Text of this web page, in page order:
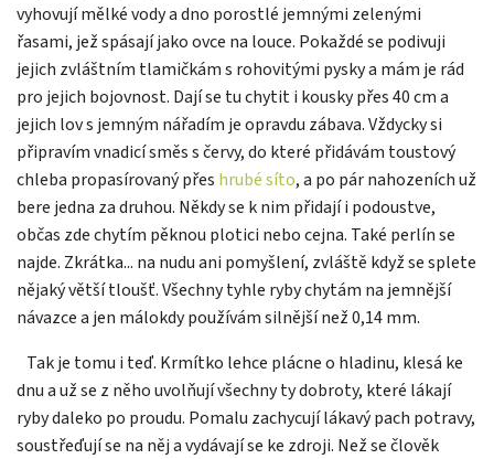
vyhovují mělké vody a dno porostlé jemnými zelenými
řasami, jež spásají jako ovce na louce. Pokaždé se podivuji
jejich zvláštním tlamičkám s rohovitými pysky a mám je rád
pro jejich bojovnost. Dají se tu chytit i kousky přes 40 cm a
jejich lov s jemným nářadím je opravdu zábava. Vždycky si
připravím vnadicí směs s červy, do které přidávám toustový
chleba propasírovaný přes hrubé síto, a po pár nahozeních už
bere jedna za druhou. Někdy se k nim přidají i podoustve,
občas zde chytím pěknou plotici nebo cejna. Také perlín se
najde. Zkrátka... na nudu ani pomyšlení, zvláště když se splete
nějaký větší tloušť. Všechny tyhle ryby chytám na jemnější
návazce a jen málokdy používám silnější než 0,14 mm.
Tak je tomu i teď. Krmítko lehce plácne o hladinu, klesá ke
dnu a už se z něho uvolňují všechny ty dobroty, které lákají
ryby daleko po proudu. Pomalu zachycují lákavý pach potravy,
soustřeďují se na něj a vydávají se ke zdroji. Než se člověk